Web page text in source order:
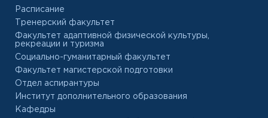
Расписание
Тренерский факультет
Факультет адаптивной физической культуры,
рекреации и туризма
Социально-гуманитарный факультет
Факультет магистерской подготовки
Отдел аспирантуры
Институт дополнительного образования
Кафедры